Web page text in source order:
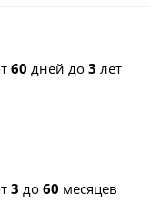
60 дней до3 лет
3 до60 месяцев